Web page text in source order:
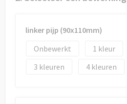
Papieren tassen
Strandtassen
linker pijp (90x110mm)
Onbewerkt
1
3
4